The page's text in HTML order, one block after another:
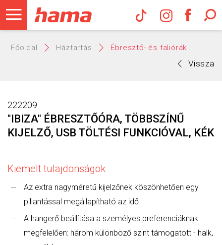
Hama
Főoldal Háztartás Ébresztő- és faliórák
Vissza
222209
"IBIZA" ÉBRESZTŐÓRA, TÖBBSZÍNŰ
KIJELZŐ, USB TÖLTÉSI FUNKCIÓVAL, KÉK
Kiemelt tulajdonságok
Az extra nagyméretű kijelzőnek köszönhetően egy
pillantással megállapítható az idő
A hangerő beállítása a személyes preferenciáknak
megfelelően: három különböző szint támogatott - halk,